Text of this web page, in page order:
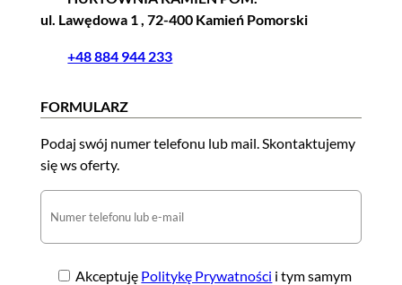
ul. Lawędowa 1 , 72-400 Kamień Pomorski
+48 884 944 233
FORMULARZ
Podaj swój numer telefonu lub mail. Skontaktujemy
się ws oferty.
Akceptuję Politykę Prywatności i tym samym